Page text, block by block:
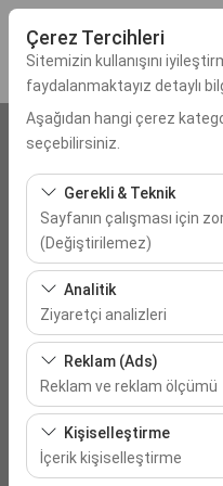
Çerez Tercihleri
Sitemizin kullanışını
faydalanmaktayız detaylı
Aşağıdan hangi çerez
seçebilirsiniz.
Gerekli & Teknik
Sayfanın çalışması için
(Değiştirilemez)
Bu çerezler sitenin doğru
oturum yönetimi ve temel
dışı bırakılamaz.
Analitik
Ziyaretçi analizleri
Bu çerezler, sitemizin nasıl
en çok ziyaret edilen
analiz etmemizi sağlar.
performansını ölçmek ve
iyileştirmek için kullanılır.
Reklam (Ads)
Reklam ve reklam ölçümü
Bu çerezler, size ilgi
reklamlar göstermemize
etkinliğini (gösterim
Kişiselleştirme
İçerik kişiselleştirme
Araç Alış Lokasyonu
Muğla Dalaman
Aracı farklı bir lokasyona
Alış Tarih & Saat
Bırakış Tarih & Saat